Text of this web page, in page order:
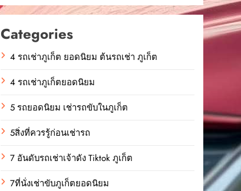
Categories
4 รถเช่าภูเก็ต ยอดนิยม ต้นรถเช่า ภูเก็ต
4 รถเช่าภูเก็ตยอดนิยม
5 รถยอดนิยม เช่ารถขับในภูเก็ต
5สิ่งที่ควรรู้ก่อนเช่ารถ
7 อันดับรถเช่าเจ้าดัง Tiktok ภูเก็ต
7ที่นั่งเช่าขับภูเก็ตยอดนิยม